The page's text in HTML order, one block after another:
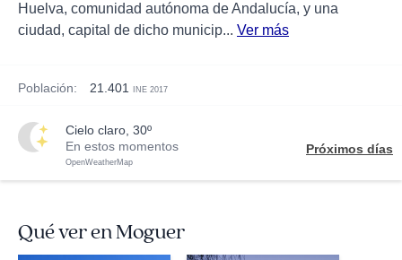
Huelva, comunidad autónoma de Andalucía, y una
ciudad, capital de dicho municip... Ver más
Población: 21.401 INE 2017
cielo claro, 30º
En estos momentos
OpenWeatherMap
Próximos días
Qué ver en Moguer